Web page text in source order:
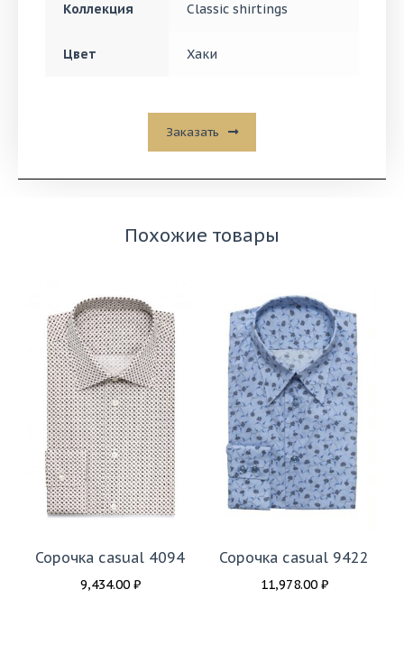
Коллекция Classic shirtings
Цвет Хаки
Заказать
Похожие товары
Сорочка casual 4094
9,434.00 ₽
Сорочка casual 9422
11,978.00 ₽